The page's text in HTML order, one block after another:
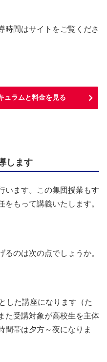
時間はサイトをご覧くださ
ュラムと料金を見る
します
います。この集団授業もす
もって講義いたします。
のは次の点でしょうか。
した講座になります（た
た受講対象が高校生を主体
間帯は夕方～夜になりま